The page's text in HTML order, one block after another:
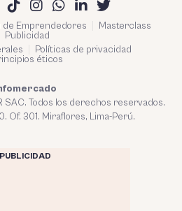
de Emprendedores
Masterclass
Publicidad
Políticas de privacidad
éticos
SAC. Todos los derechos reservados.
Of. 301. Miraflores, Lima-Perú.
PUBLICIDAD